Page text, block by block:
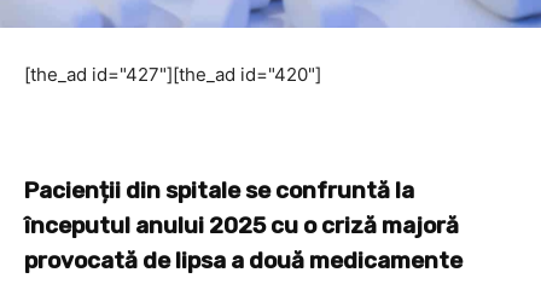
[the_ad id="427"][the_ad id="420"]
Pacienții din spitale se confruntă la
începutul anului 2025 cu o criză majoră
provocată de lipsa a două medicamente